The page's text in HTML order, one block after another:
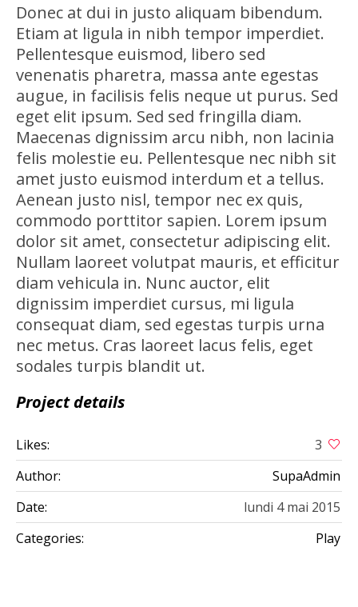
Donec at dui in justo aliquam bibendum.
Etiam at ligula in nibh tempor imperdiet.
Pellentesque euismod, libero sed
venenatis pharetra, massa ante egestas
augue, in facilisis felis neque ut purus. Sed
eget elit ipsum. Sed sed fringilla diam.
Maecenas dignissim arcu nibh, non lacinia
felis molestie eu. Pellentesque nec nibh sit
amet justo euismod interdum et a tellus.
Aenean justo nisl, tempor nec ex quis,
commodo porttitor sapien. Lorem ipsum
dolor sit amet, consectetur adipiscing elit.
Nullam laoreet volutpat mauris, et efficitur
diam vehicula in. Nunc auctor, elit
dignissim imperdiet cursus, mi ligula
consequat diam, sed egestas turpis urna
nec metus. Cras laoreet lacus felis, eget
sodales turpis blandit ut.
Project details
Likes:
3
Author:
SupaAdmin
Date:
lundi 4 mai 2015
Categories:
Play